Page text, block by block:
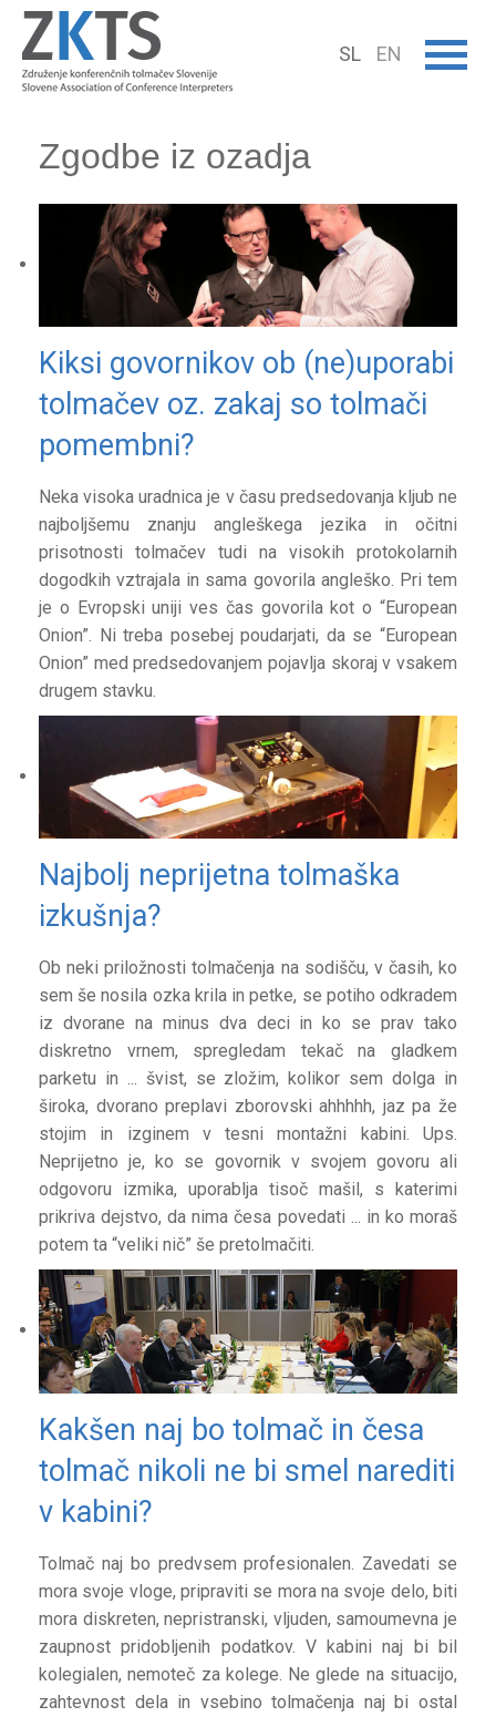
SL EN
Zgodbe iz ozadja
Kiksi govornikov ob (ne)uporabi
tolmačev oz. zakaj so tolmači
pomembni?
Neka visoka uradnica je v času predsedovanja kljub ne
najboljšemu znanju angleškega jezika in očitni
prisotnosti tolmačev tudi na visokih protokolarnih
dogodkih vztrajala in sama govorila angleško. Pri tem
je o Evropski uniji ves čas govorila kot o “European
Onion”. Ni treba posebej poudarjati, da se “European
Onion” med predsedovanjem pojavlja skoraj v vsakem
drugem stavku.
Najbolj neprijetna tolmaška
izkušnja?
Ob neki priložnosti tolmačenja na sodišču, v časih, ko
sem še nosila ozka krila in petke, se potiho odkradem
iz dvorane na minus dva deci in ko se prav tako
diskretno vrnem, spregledam tekač na gladkem
parketu in ... švist, se zložim, kolikor sem dolga in
široka, dvorano preplavi zborovski ahhhhh, jaz pa že
stojim in izginem v tesni montažni kabini. Ups.
Neprijetno je, ko se govornik v svojem govoru ali
odgovoru izmika, uporablja tisoč mašil, s katerimi
prikriva dejstvo, da nima česa povedati ... in ko moraš
potem ta “veliki nič” še pretolmačiti.
Kakšen naj bo tolmač in česa
tolmač nikoli ne bi smel narediti
v kabini?
Tolmač naj bo predvsem profesionalen. Zavedati se
mora svoje vloge, pripraviti se mora na svoje delo, biti
mora diskreten, nepristranski, vljuden, samoumevna je
zaupnost pridobljenih podatkov. V kabini naj bi bil
kolegialen, nemoteč za kolege. Ne glede na situacijo,
zahtevnost dela in vsebino tolmačenja naj bi ostal